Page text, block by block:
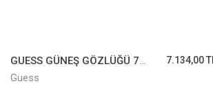
GUESS GÜNEŞ GÖZLÜĞÜ 7905-80Y
7.134,00 TL